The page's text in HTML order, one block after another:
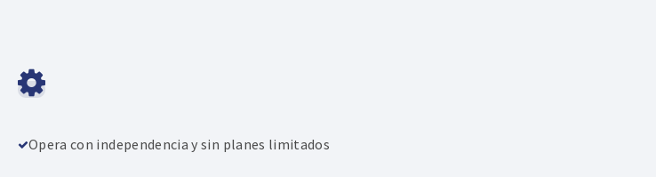
Opera con independencia y sin planes limitados